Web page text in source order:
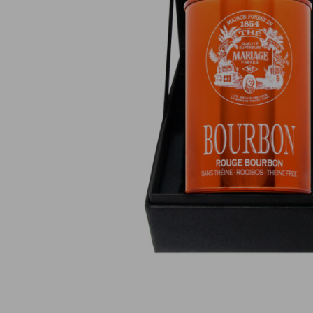
Paiement en ligne 100% sécurisé
MasterCard, CB, Visa, PayPal